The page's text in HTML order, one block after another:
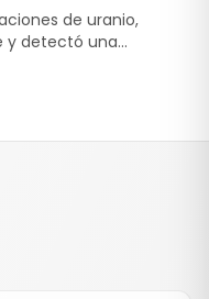
de uranio,
y detectó una
4 kilómetros en